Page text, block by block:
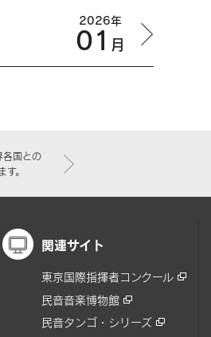
2026年
01 月
各国との
。
関連サイト
東京国際指揮者コンクール
民音音楽博物館
民音タンゴ・シリーズ